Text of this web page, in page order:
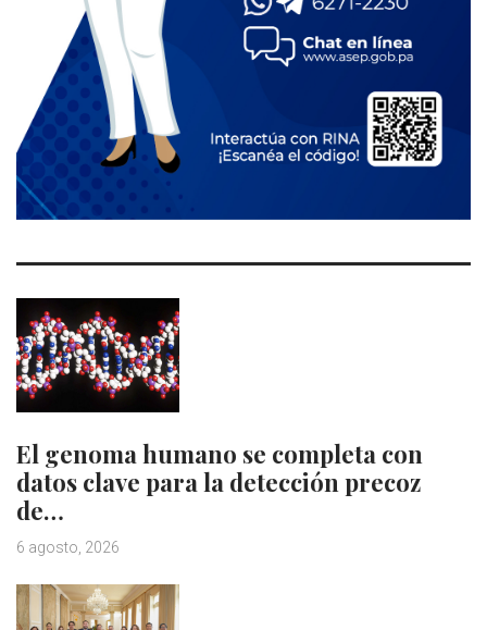
El genoma humano se completa con
datos clave para la detección precoz
de…
6 agosto, 2026